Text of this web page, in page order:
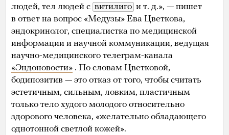
людей, тел людей с витилиго и т. д.», — пишет
в ответ на вопрос «Медузы» Ева Цветкова,
эндокринолог, специалистка по медицинской
информации и научной коммуникации, ведущая
научно-медицинского телеграм-канала
«Эндоновости» . По словам Цветковой,
бодипозитив — это отказ от того, чтобы считать
эстетичным, сильным, ловким, пластичным
только тело худого молодого относительно
здорового человека, «желательно обладающего
однотонной светлой кожей».